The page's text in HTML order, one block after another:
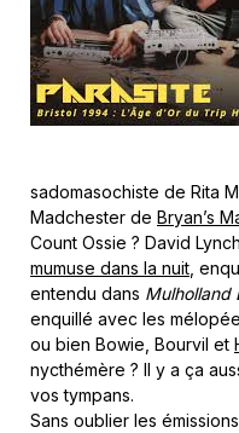
sadomasochiste de Rita
Madchester de Bryan’s
Count Ossie ? David
mumuse dans la nuit ,
entendu dans Mulholland
enquillé avec les
ou bien Bowie, Bourvil et
nycthémère ? Il y a ça
vos tympans.
Sans oublier les